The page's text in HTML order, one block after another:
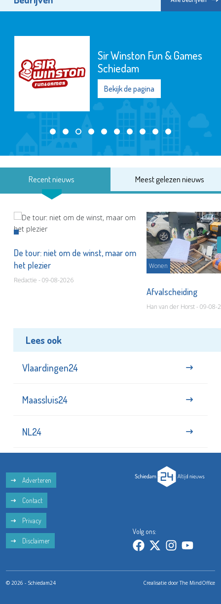
Sir Winston Fun & Games
Schiedam
Bekijk de pagina
Recent nieuws Meest gelezen nieuws
De tour: niet om de winst, maar om
het plezier
Redactie - 09-08-2026
Wonen
Afvalscheiding
Han van der Horst - 09-08-
Lees ook
Vlaardingen24
Maassluis24
NL24
Adverteren
Contact
Privacy
Disclaimer
Volg ons:
© 2026 - Schiedam24 Crealisatie doorThe MindOffice